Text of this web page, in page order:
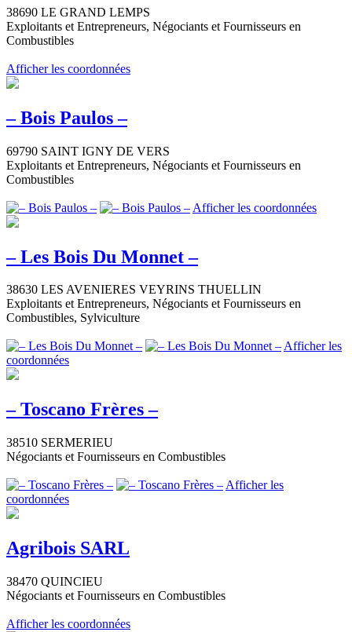
38690 LE GRAND LEMPS
Exploitants et Entrepreneurs, Négociants et Fournisseurs en
Combustibles
Afficher les coordonnées
– Bois Paulos –
69790 SAINT IGNY DE VERS
Exploitants et Entrepreneurs, Négociants et Fournisseurs en
Combustibles
Afficher les coordonnées
– Les Bois Du Monnet –
38630 LES AVENIERES VEYRINS THUELLIN
Exploitants et Entrepreneurs, Négociants et Fournisseurs en
Combustibles, Sylviculture
Afficher les
coordonnées
– Toscano Frères –
38510 SERMERIEU
Négociants et Fournisseurs en Combustibles
Afficher les
coordonnées
Agribois SARL
38470 QUINCIEU
Négociants et Fournisseurs en Combustibles
Afficher les coordonnées